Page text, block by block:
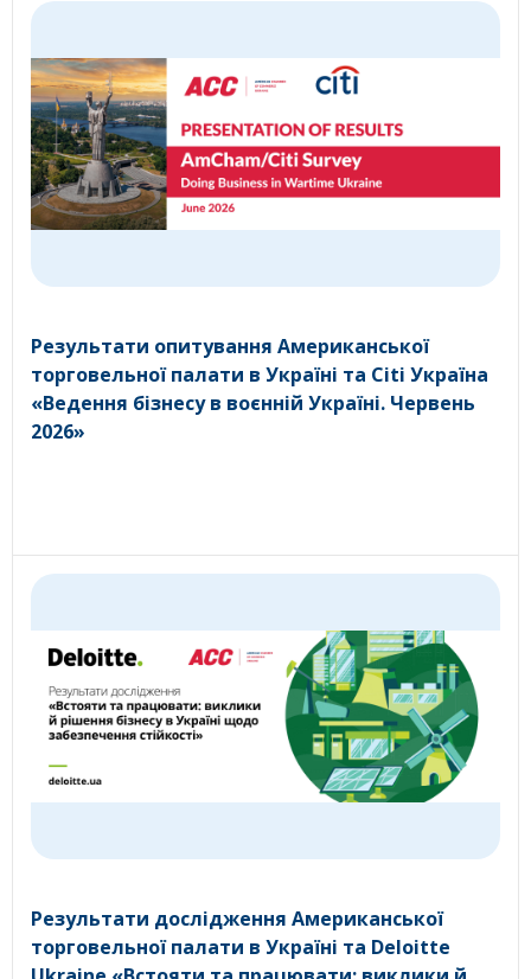
Результати опитування Американської
торговельної палати в Україні та Citi Україна
«Ведення бізнесу в воєнній Україні. Червень
2026»
Результати дослідження Американської
торговельної палати в Україні та Deloitte